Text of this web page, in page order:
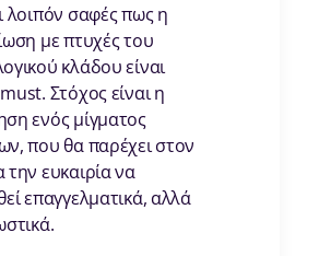
λοιπόν σαφές πως η
με πτυχές του
κλάδου είναι
Στόχος είναι η
ενός μίγματος
που θα παρέχει στον
την ευκαιρία να
επαγγελματικά, αλλά